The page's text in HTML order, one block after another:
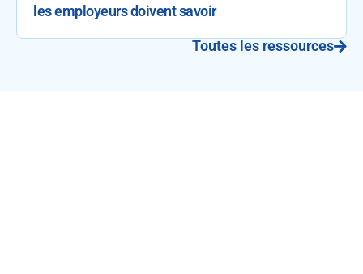
les employeurs doivent savoir
Toutes les ressources